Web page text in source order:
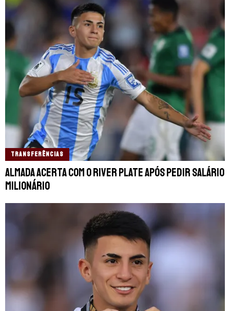
TRANSFERÊNCIAS
Almada acerta com o River Plate após pedir salário
milionário